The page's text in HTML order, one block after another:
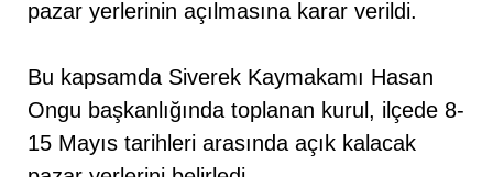
pazar yerlerinin açılmasına karar verildi.
Bu kapsamda Siverek Kaymakamı Hasan
Ongu başkanlığında toplanan kurul, ilçede 8-
15 Mayıs tarihleri arasında açık kalacak